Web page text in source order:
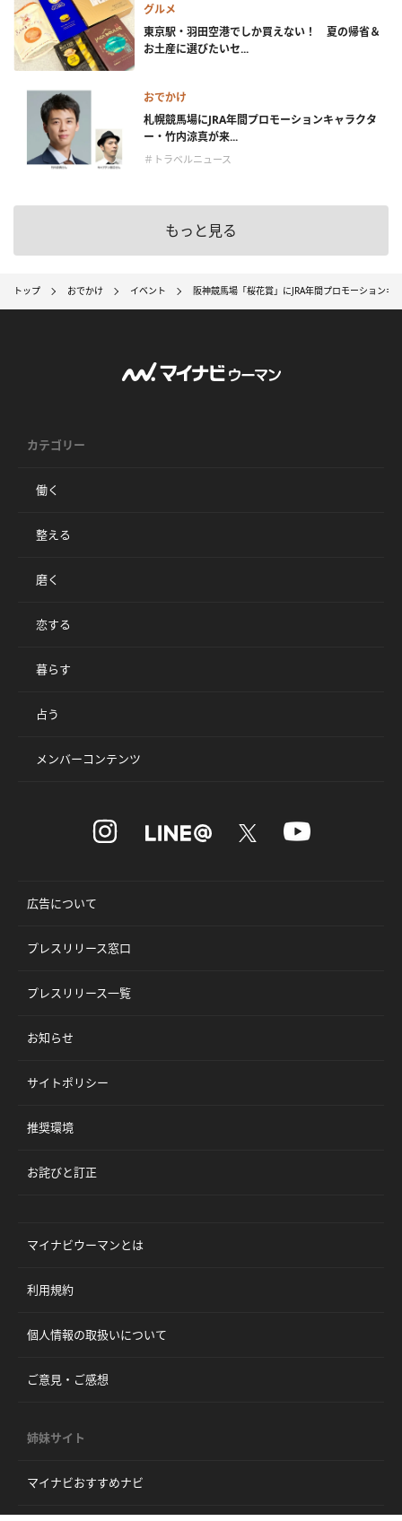
グルメ
東京駅・羽田空港でしか買えない！ 夏の帰省＆
お土産に選びたいセ...
おでかけ
札幌競馬場にJRA年間プロモーションキャラクタ
ー・竹内涼真が来...
＃トラベルニュース
もっと見る
トップ おでかけ イベント 阪神競馬場「桜花賞」にJRA年間プロモーションキ
カテゴリー
働く
整える
磨く
恋する
暮らす
占う
メンバーコンテンツ
広告について
プレスリリース窓口
プレスリリース一覧
お知らせ
サイトポリシー
推奨環境
お詫びと訂正
マイナビウーマンとは
利用規約
個人情報の取扱いについて
ご意見・ご感想
姉妹サイト
マイナビおすすめナビ